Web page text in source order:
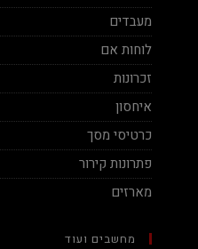
מעבדים
לוחות אם
זכרונות
איחסון
כרטיסי מסך
פתרונות קירור
מארזים
מחשבים ועוד